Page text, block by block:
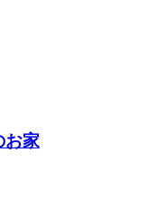
お家